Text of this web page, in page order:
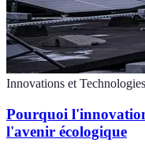
Innovations et Technologies
Pourquoi
l'avenir écologique